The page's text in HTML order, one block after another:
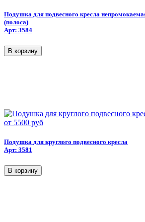
Подушка для подвесного кресла
(полоса)
Арт: 3584
от 5500 руб
Подушка для круглого подвесного кресла
Арт: 3581